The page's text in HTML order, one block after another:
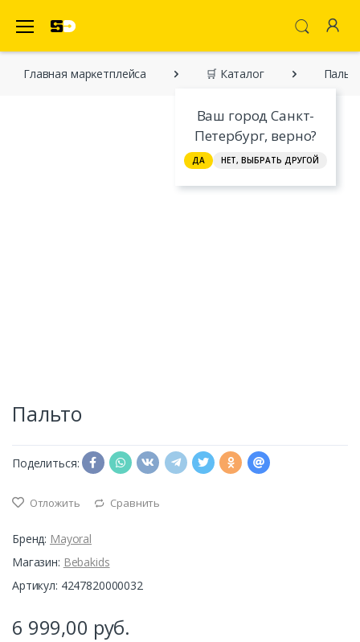
Ваш город Санкт-
Петербург, верно?
ДА НЕТ, ВЫБРАТЬ ДРУГОЙ
Главная марĸетплейса 🛒 Каталог
Пальто
Поделиться:
Отложить Сравнить
Бренд: Mayoral
Магазин: Bebakids
Артикул: 4247820000032
6 999,00 руб.